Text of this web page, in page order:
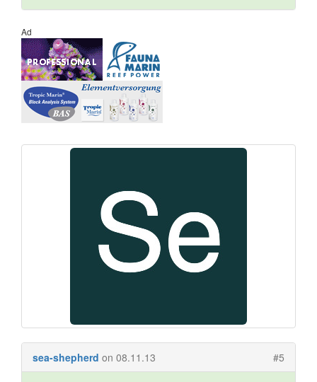
Ad
sea-shepherd on 08.11.13 #5